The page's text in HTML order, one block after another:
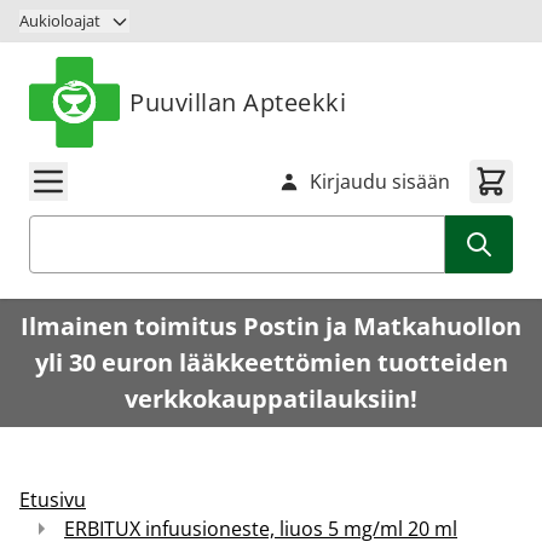
Siirry sisältöön
Aukioloajat
Puuvillan Apteekki
Kirjaudu sisään
Ilmainen toimitus Postin ja Matkahuollon
yli 30 euron lääkkeettömien tuotteiden
verkkokauppatilauksiin!
Etusivu
ERBITUX infuusioneste, liuos 5 mg/ml 20 ml